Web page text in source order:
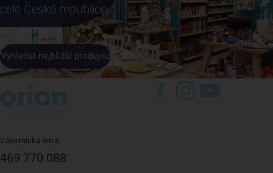
celé České republice
Vyhledat nejbližší prodejnu
Zákaznická linka:
469 770 088